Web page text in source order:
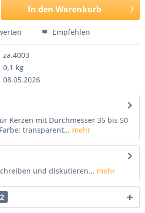
In den Warenkorb
Empfehlen
za.4003
0,1 kg
08.05.2026
Kerzen mit Durchmesser 35 bis 50
transparent... mehr
und diskutieren... mehr
2